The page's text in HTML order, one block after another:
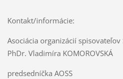
Kontakt/informácie:
Asociácia organizácií spisovateľov
PhDr. Vladimíra KOMOROVSKÁ
predsedníčka AOSS